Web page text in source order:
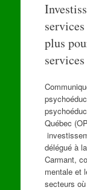
plus
Québec
délégué à
Carmant,
mentale et
secteurs